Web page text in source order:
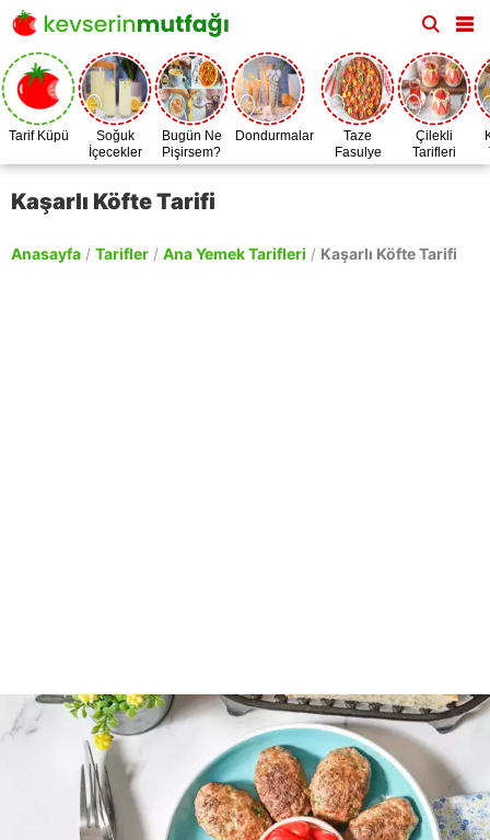
Tarif Küpü
Soğuk
İçecekler
Bugün Ne
Pişirsem?
Dondurmalar
Taze
Fasulye
Zamanı
Çilekli
Tarifleri
Kaşarlı Köfte Tarifi
Anasayfa / Tarifler / Ana Yemek Tarifleri / Kaşarlı Köfte Tarifi